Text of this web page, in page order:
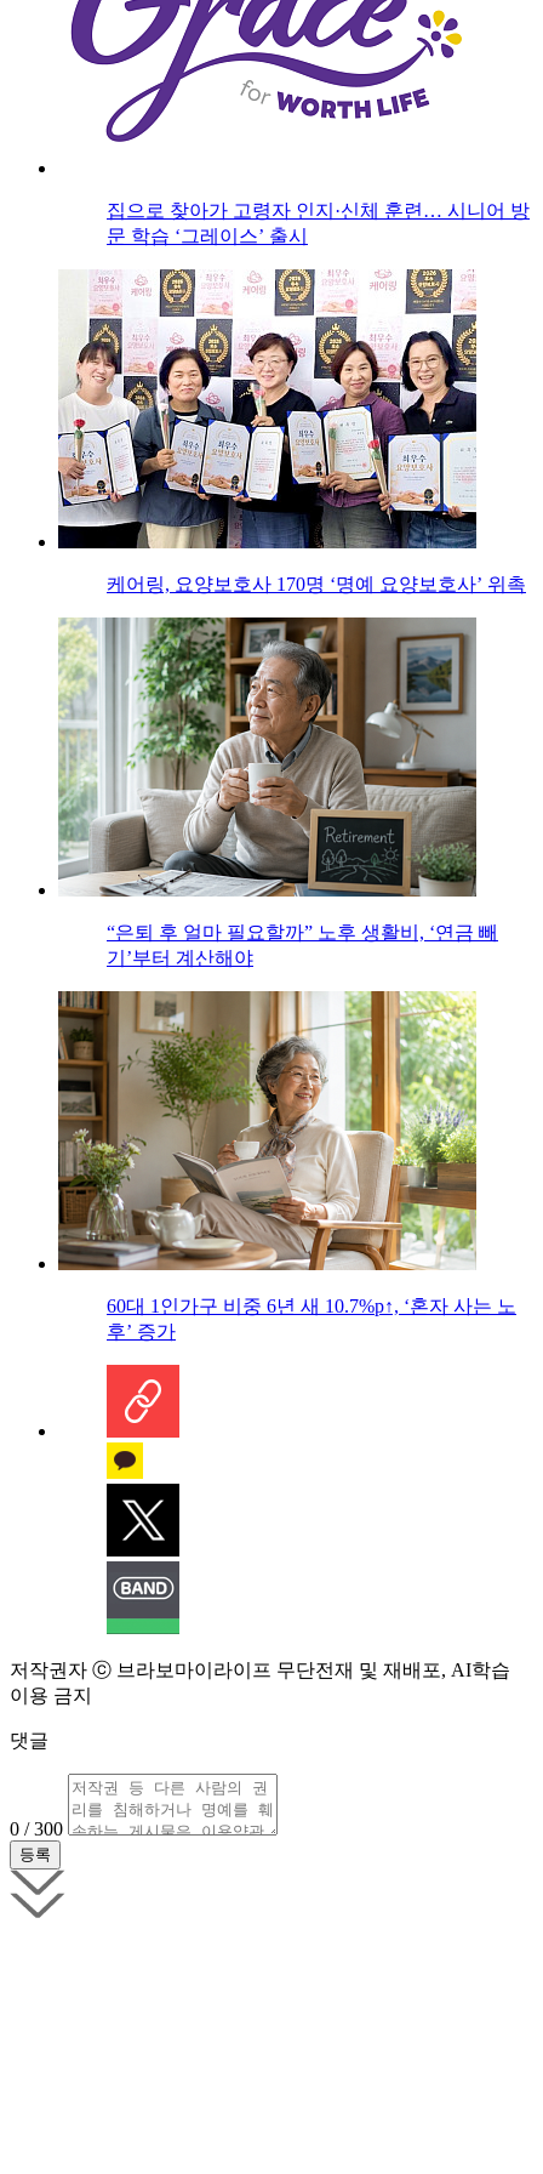
집으로 찾아가 고령자 인지·신체 훈련… 시니어 방
문 학습 ‘그레이스’ 출시
케어링, 요양보호사 170명 ‘명예 요양보호사’ 위촉
“은퇴 후 얼마 필요할까” 노후 생활비, ‘연금 빼
기’부터 계산해야
60대 1인가구 비중 6년 새 10.7%p↑, ‘혼자 사는 노
후’ 증가
저작권자 ⓒ 브라보마이라이프 무단전재 및 재배포, AI학습
이용 금지
댓글
0 / 300